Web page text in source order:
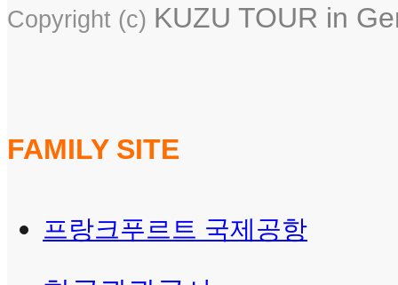
Copyright (c) KUZU TOUR in
FAMILY SITE
프랑크푸르트 국제공항